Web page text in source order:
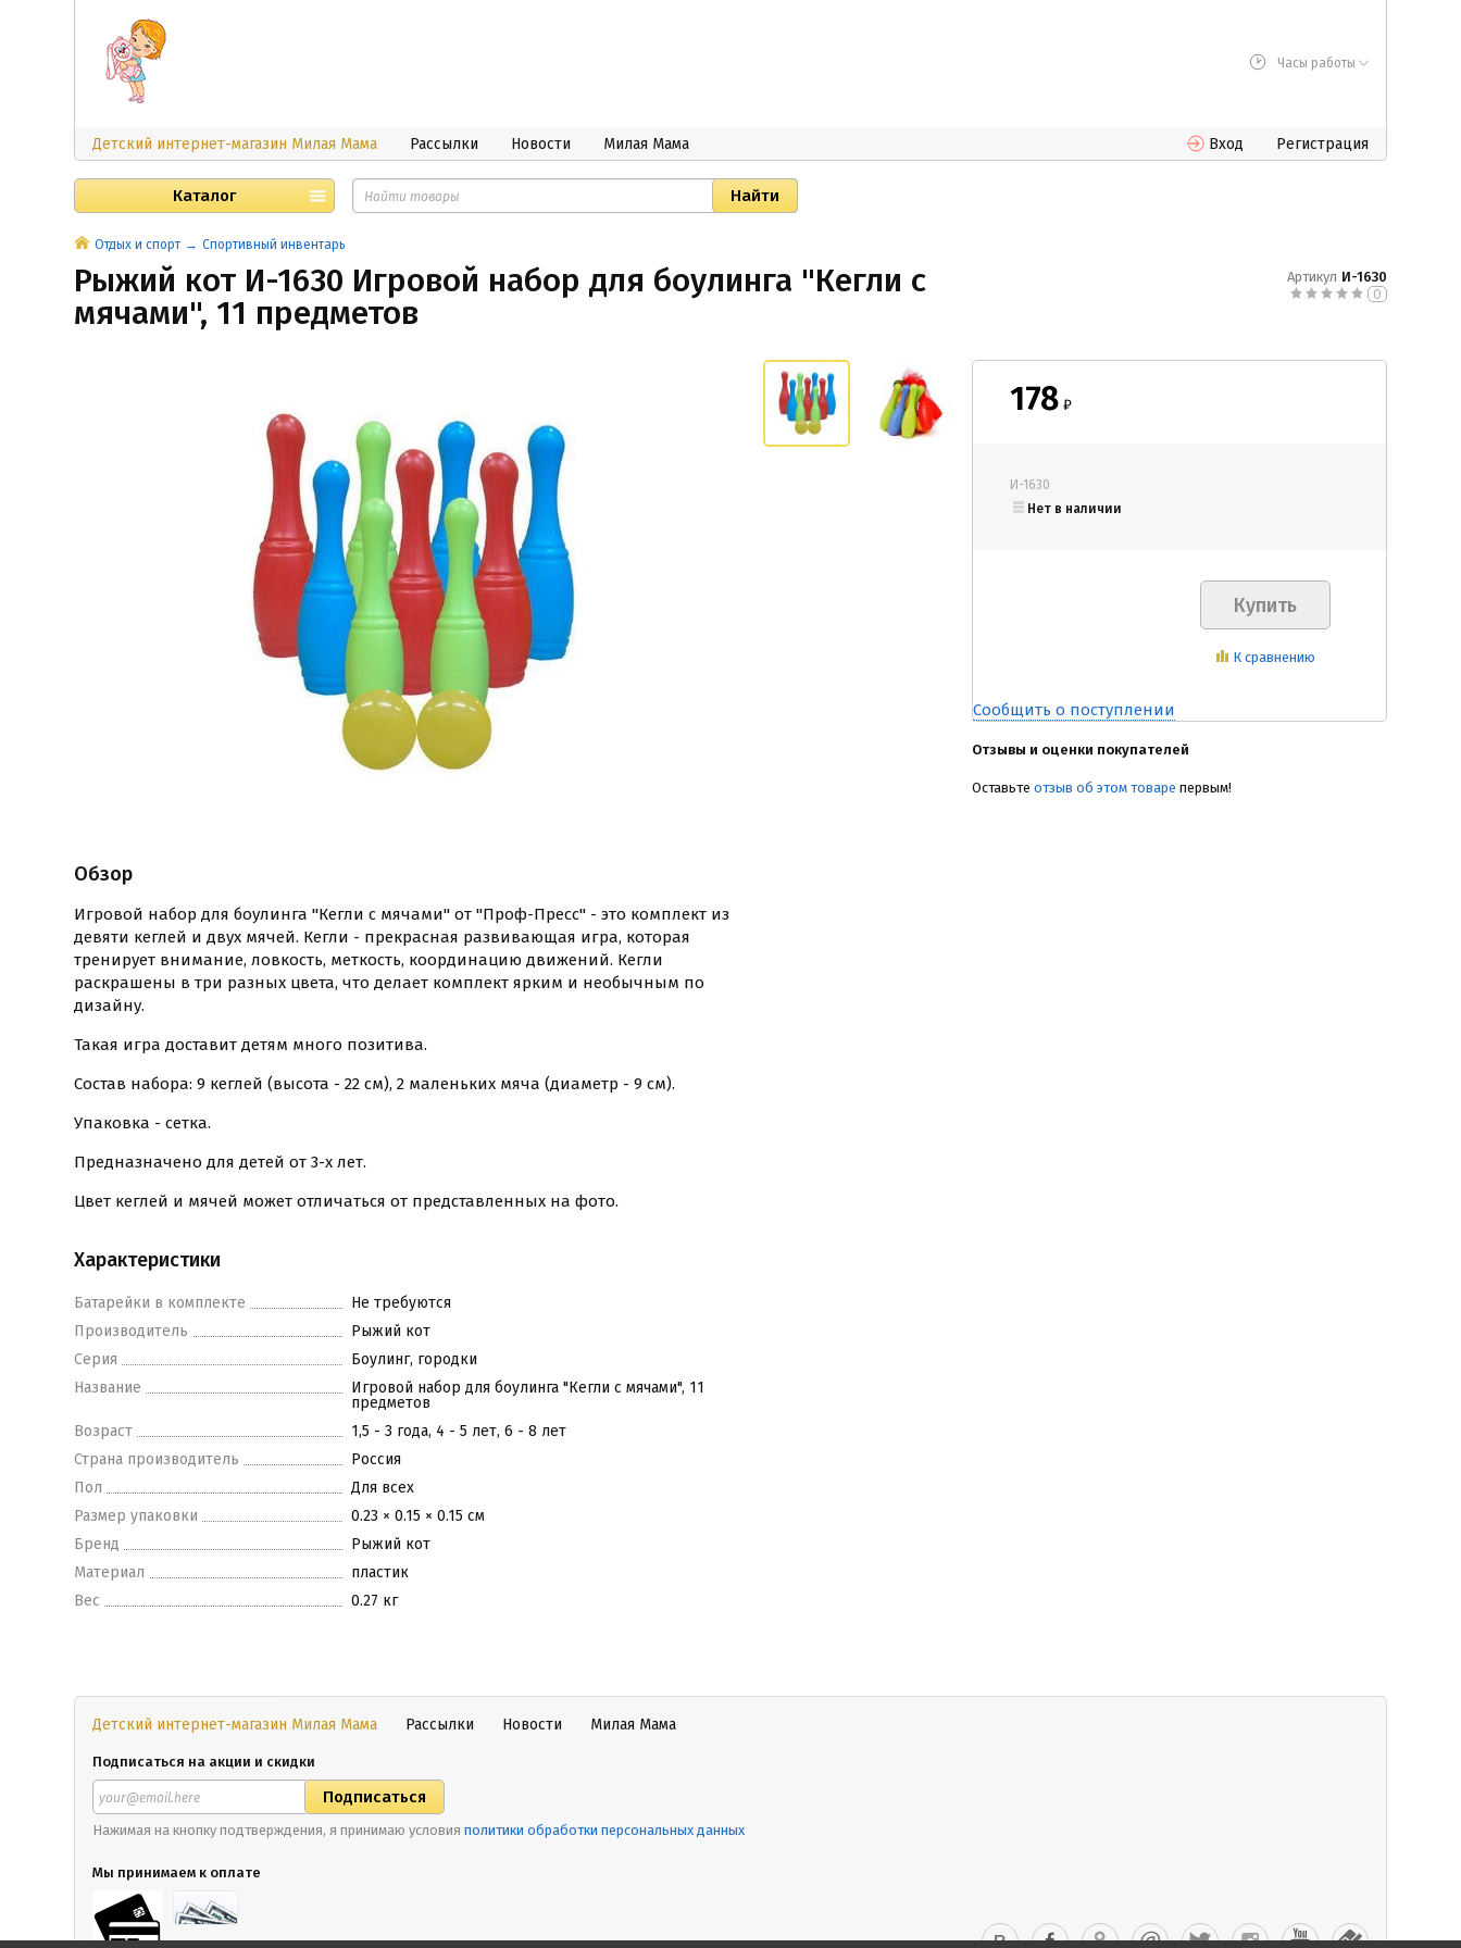
Часы работы
Детский интернет-магазин Милая Мама Рассылки Новости Милая Мама Вход Регистрация
Каталог
Отдых и спорт Спортивный инвентарь
Рыжий кот И-1630 Игровой набор для боулинга "Кегли с
мячами", 11 предметов
Артикул И-1630
0
Обзор
Игровой набор для боулинга "Кегли с мячами" от "Проф-Пресс" - это комплект из
девяти кеглей и двух мячей. Кегли - прекрасная развивающая игра, которая
тренирует внимание, ловкость, меткость, координацию движений. Кегли
раскрашены в три разных цвета, что делает комплект ярким и необычным по
дизайну.
Такая игра доставит детям много позитива.
Cостав набора: 9 кеглей (высота - 22 см), 2 маленьких мяча (диаметр - 9 см).
Упаковка - сетка.
Предназначено для детей от 3-х лет.
Цвет кеглей и мячей может отличаться от представленных на фото.
Характеристики
Батарейки в комплекте
Не требуются
Производитель
Рыжий кот
Серия
Боулинг, городки
Название
Игровой набор для боулинга "Кегли с мячами", 11
предметов
Возраст
1,5 - 3 года, 4 - 5 лет, 6 - 8 лет
Страна производитель
Россия
Пол
Для всех
Размер упаковки
0.23 × 0.15 × 0.15 см
Бренд
Рыжий кот
Материал
пластик
Вес
0.27 кг
178 ₽
И-1630
Нет в наличии
К сравнению
Сообщить о поступлении
Отзывы и оценки покупателей
Оставьте отзыв об этом товаре первым!
Детский интернет-магазин Милая Мама Рассылки Новости Милая Мама
Подписаться на акции и скидки
Нажимая на кнопку подтверждения, я принимаю условия политики обработки персональных данных
Мы принимаем к оплате